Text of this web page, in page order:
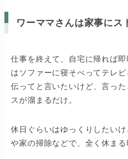
ワーママさんは家事にス
仕事を終えて、自宅に帰れば
はソファーに寝そべってテレ
伝ってと言いたいけど、言っ
スが溜まるだけ。
休日ぐらいはゆっくりしたい
や家の掃除などで、全く休まる